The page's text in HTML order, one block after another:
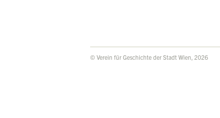
© Verein für Geschichte der Stadt Wien, 2026